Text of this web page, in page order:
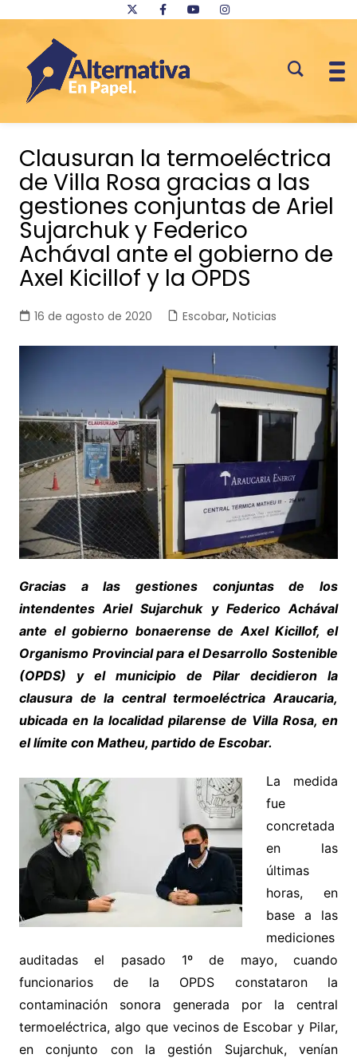
contenido
Clausuran la termoeléctrica
de Villa Rosa gracias a las
gestiones conjuntas de Ariel
Sujarchuk y Federico
Achával ante el gobierno de
Axel Kicillof y la OPDS
16 de agosto de 2020 Escobar, Noticias
Gracias a las gestiones conjuntas de los
intendentes Ariel Sujarchuk y Federico Achával
ante el gobierno bonaerense de Axel Kicillof, el
Organismo Provincial para el Desarrollo Sostenible
(OPDS) y el municipio de Pilar decidieron la
clausura de la central termoeléctrica Araucaria,
ubicada en la localidad pilarense de Villa Rosa, en
el límite con Matheu, partido de Escobar.
La medida
fue
concretada
en las
últimas
horas, en
base a las
mediciones
auditadas el pasado 1º de mayo, cuando
funcionarios de la OPDS constataron la
contaminación sonora generada por la central
termoeléctrica, algo que vecinos de Escobar y Pilar,
en conjunto con la gestión Sujarchuk, venían